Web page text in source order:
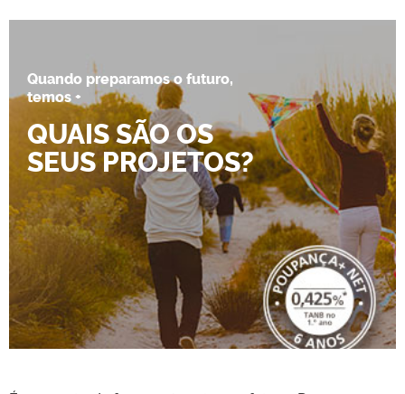
Quando preparamos o futuro,
temos +
QUAIS SÃO OS
SEUS PROJETOS?